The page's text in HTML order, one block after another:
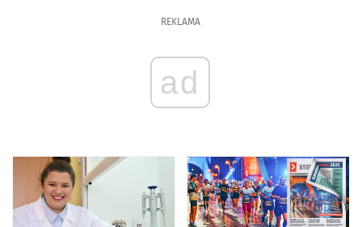
REKLAMA
ad